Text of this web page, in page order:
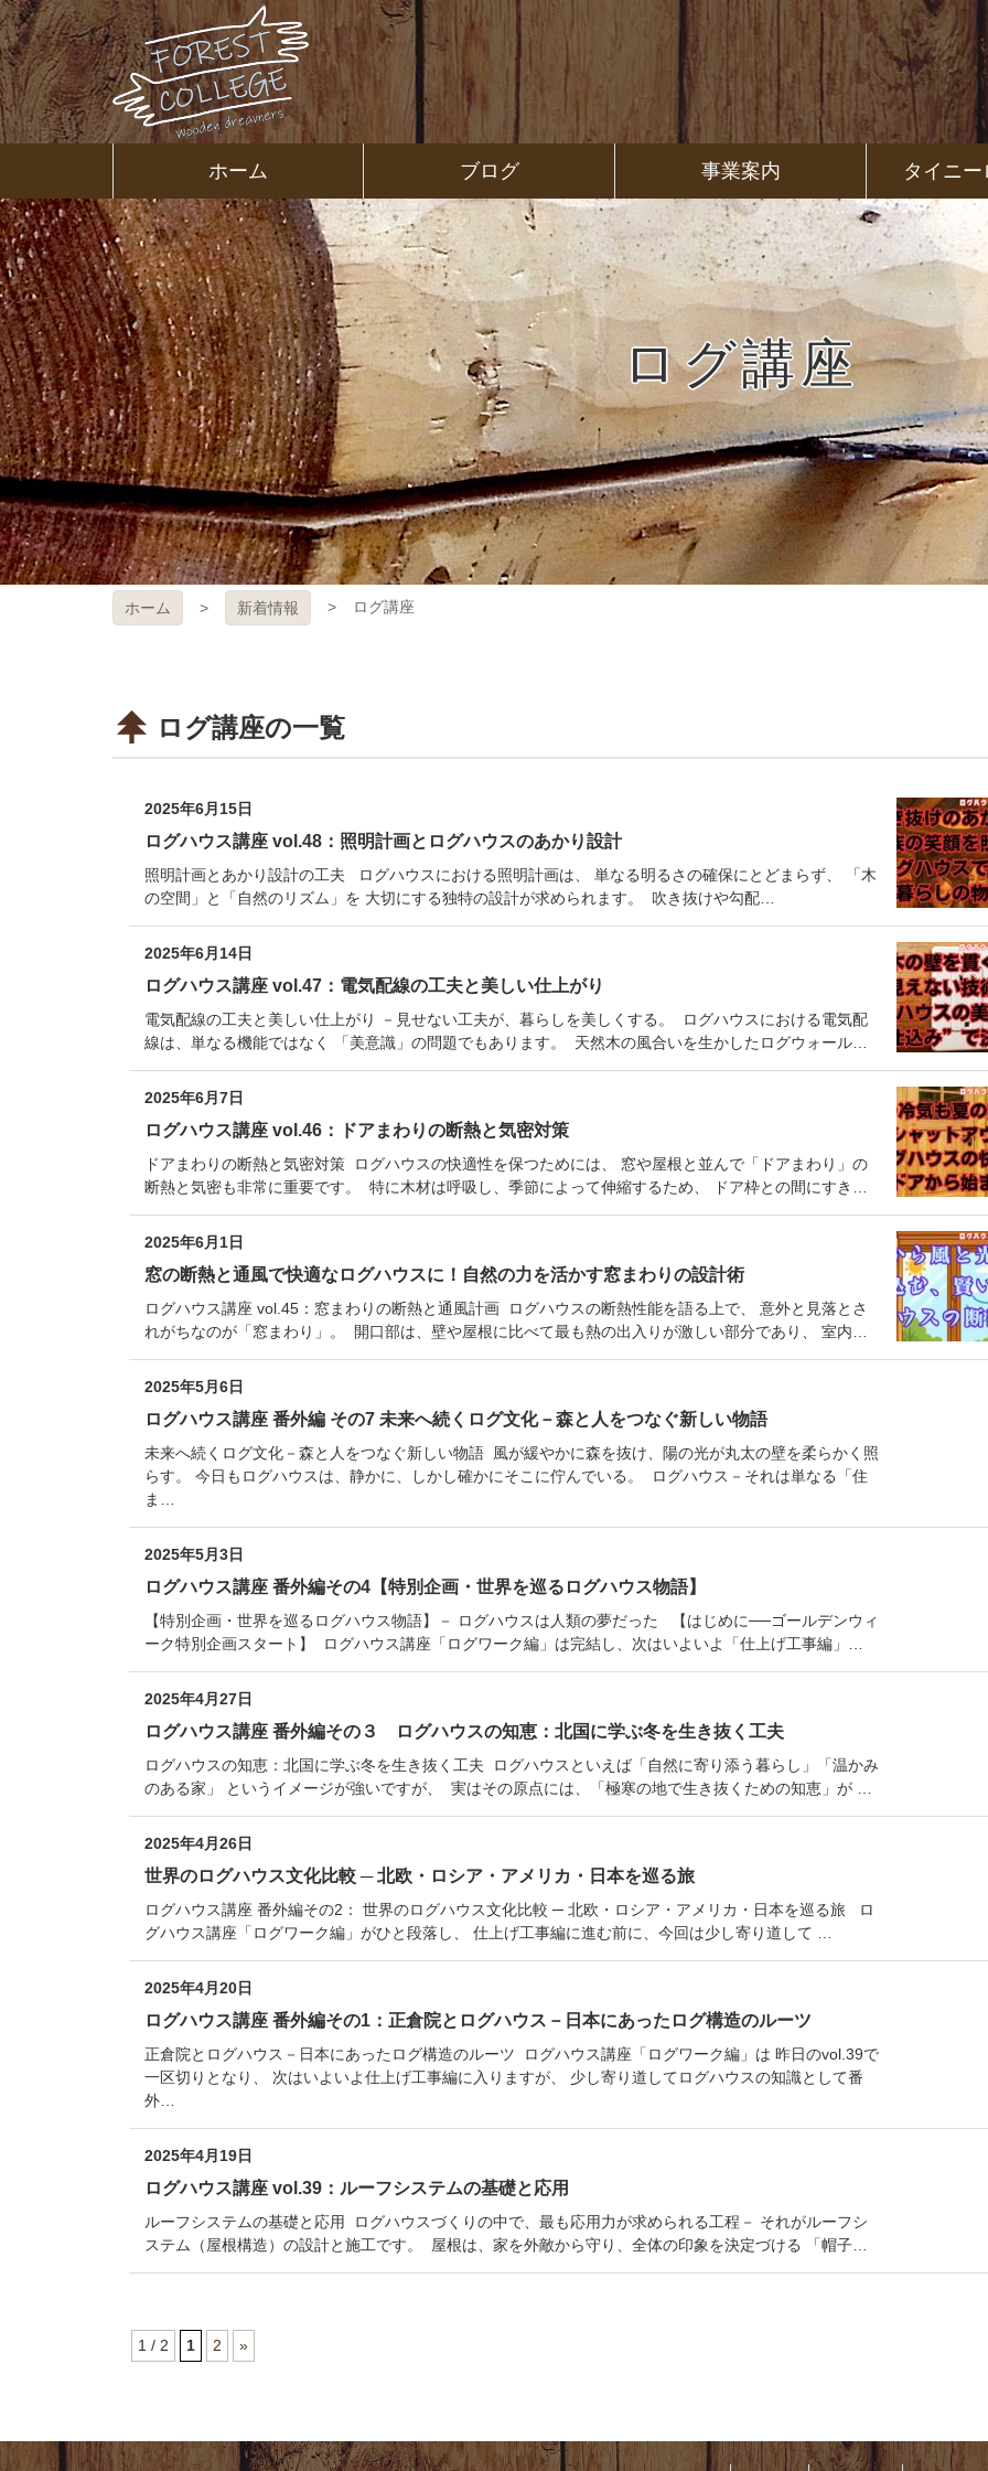
コ
ン
テ
ン
ツ
本
文
ス
キ
ッ
プ
㈱ＦＯＲ
ＥＳＴ Ｃ
ＯＬＬＥ
ＧＥ
ホーム ブログ 事業案内 タイニ
ログ講座
ホーム 新着情報 ログ講座
ログ講座の一覧
2025年6月15日
ログハウス講座 vol.48：照明計画とログハウスのあかり設計
照明計画とあかり設計の工夫 ログハウスにおける照明計画は、 単なる明るさの確保にとどまらず、 「木
の空間」と「自然のリズム」を 大切にする独特の設計が求められます。 吹き抜けや勾配…
2025年6月14日
ログハウス講座 vol.47：電気配線の工夫と美しい仕上がり
電気配線の工夫と美しい仕上がり －見せない工夫が、暮らしを美しくする。 ログハウスにおける電気配
線は、単なる機能ではなく 「美意識」の問題でもあります。 天然木の風合いを生かしたログウォール…
2025年6月7日
ログハウス講座 vol.46：ドアまわりの断熱と気密対策
ドアまわりの断熱と気密対策 ログハウスの快適性を保つためには、 窓や屋根と並んで「ドアまわり」の
断熱と気密も非常に重要です。 特に木材は呼吸し、季節によって伸縮するため、 ドア枠との間にすき…
2025年6月1日
窓の断熱と通風で快適なログハウスに！自然の力を活かす窓まわりの設計術
ログハウス講座 vol.45：窓まわりの断熱と通風計画 ログハウスの断熱性能を語る上で、 意外と見落とさ
れがちなのが「窓まわり」。 開口部は、壁や屋根に比べて最も熱の出入りが激しい部分であり、 室内…
2025年5月6日
ログハウス講座 番外編 その7 未来へ続くログ文化－森と人をつなぐ新しい物語
未来へ続くログ文化－森と人をつなぐ新しい物語 風が緩やかに森を抜け、陽の光が丸太の壁を柔らかく照
らす。 今日もログハウスは、静かに、しかし確かにそこに佇んでいる。 ログハウス－それは単なる「住
ま…
2025年5月3日
ログハウス講座 番外編その4【特別企画・世界を巡るログハウス物語】
【特別企画・世界を巡るログハウス物語】－ ログハウスは人類の夢だった 【はじめに──ゴールデンウィ
ーク特別企画スタート】 ログハウス講座「ログワーク編」は完結し、次はいよいよ「仕上げ工事編」…
2025年4月27日
ログハウス講座 番外編その３ ログハウスの知恵：北国に学ぶ冬を生き抜く工夫
ログハウスの知恵：北国に学ぶ冬を生き抜く工夫 ログハウスといえば「自然に寄り添う暮らし」「温かみ
のある家」 というイメージが強いですが、 実はその原点には、「極寒の地で生き抜くための知恵」が …
2025年4月26日
世界のログハウス文化比較 ─ 北欧・ロシア・アメリカ・日本を巡る旅
ログハウス講座 番外編その2： 世界のログハウス文化比較 ─ 北欧・ロシア・アメリカ・日本を巡る旅 ロ
グハウス講座「ログワーク編」がひと段落し、 仕上げ工事編に進む前に、今回は少し寄り道して …
2025年4月20日
ログハウス講座 番外編その1：正倉院とログハウス－日本にあったログ構造のルーツ
正倉院とログハウス－日本にあったログ構造のルーツ ログハウス講座「ログワーク編」は 昨日のvol.39で
一区切りとなり、 次はいよいよ仕上げ工事編に入りますが、 少し寄り道してログハウスの知識として番
外…
2025年4月19日
ログハウス講座 vol.39：ルーフシステムの基礎と応用
ルーフシステムの基礎と応用 ログハウスづくりの中で、最も応用力が求められる工程－ それがルーフシ
ステム（屋根構造）の設計と施工です。 屋根は、家を外敵から守り、全体の印象を決定づける 「帽子…
1 / 2 1 2
»
ン
ツ
の
先